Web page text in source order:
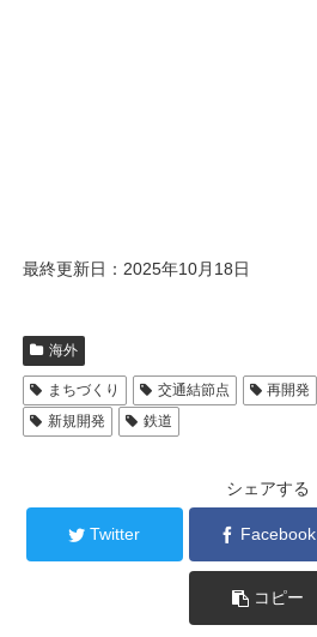
最終更新日：2025年10月18日
海外
まちづくり 交通結節点 再開発
新規開発
鉄道
シェアする
Twitter Facebook
コピー